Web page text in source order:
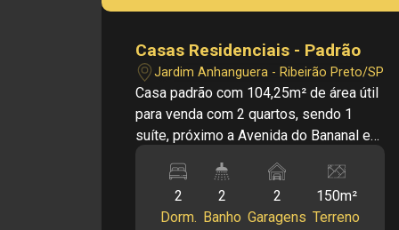
Casas Residenciais - Padrão
Jardim Anhanguera - Ribeirão Preto/SP
Casa padrão com 104,25m² de área útil
para venda com 2 quartos, sendo 1
suíte, próximo a Avenida do Bananal e
em Ribeirão Preto/SP. Excelente casa
em ótima localização, oferece
segurança e conforto. Fácil acesso a
2
Dorm.
2
Banho
2
Garagens
150m²
Terreno